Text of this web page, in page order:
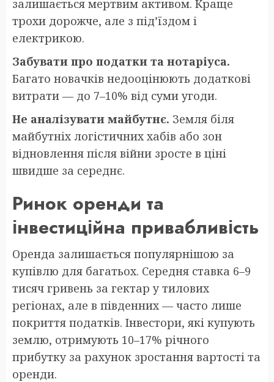
залишається мертвим активом. Краще
трохи дорожче, але з під’їздом і
електрикою.
Забувати про податки та нотаріуса.
Багато новачків недооцінюють додаткові
витрати — до 7–10% від суми угоди.
Не аналізувати майбутнє. Земля біля
майбутніх логістичних хабів або зон
відновлення після війни зросте в ціні
швидше за середнє.
Ринок оренди та
інвестиційна привабливість
Оренда залишається популярнішою за
купівлю для багатьох. Середня ставка 6–9
тисяч гривень за гектар у тилових
регіонах, але в південних — часто лише
покриття податків. Інвестори, які купують
землю, отримують 10–17% річного
прибутку за рахунок зростання вартості та
оренди.